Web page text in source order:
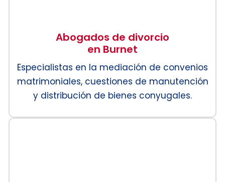
Abogados de divorcio
en Burnet
Especialistas en la mediación de convenios
matrimoniales, cuestiones de manutención
y distribución de bienes conyugales.